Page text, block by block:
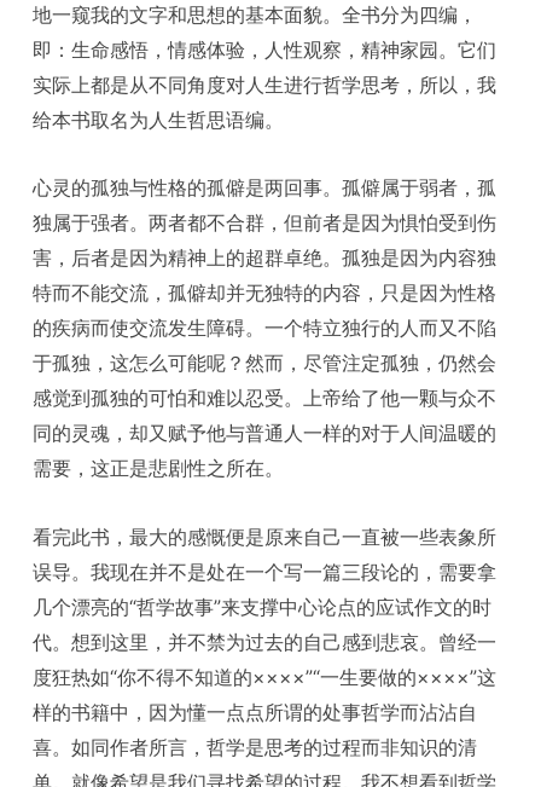
地一窥我的文字和思想的基本面貌。全书分为四编，
即：生命感悟，情感体验，人性观察，精神家园。它们
实际上都是从不同角度对人生进行哲学思考，所以，我
给本书取名为人生哲思语编。
心灵的孤独与性格的孤僻是两回事。孤僻属于弱者，孤
独属于强者。两者都不合群，但前者是因为惧怕受到伤
害，后者是因为精神上的超群卓绝。孤独是因为内容独
特而不能交流，孤僻却并无独特的内容，只是因为性格
的疾病而使交流发生障碍。一个特立独行的人而又不陷
于孤独，这怎么可能呢？然而，尽管注定孤独，仍然会
感觉到孤独的可怕和难以忍受。上帝给了他一颗与众不
同的灵魂，却又赋予他与普通人一样的对于人间温暖的
需要，这正是悲剧性之所在。
看完此书，最大的感慨便是原来自己一直被一些表象所
误导。我现在并不是处在一个写一篇三段论的，需要拿
几个漂亮的“哲学故事”来支撑中心论点的应试作文的时
代。想到这里，并不禁为过去的自己感到悲哀。曾经一
度狂热如“你不得不知道的××××”“一生要做的××××”这
样的书籍中，因为懂一点点所谓的处事哲学而沾沾自
喜。如同作者所言，哲学是思考的过程而非知识的清
单。就像希望是我们寻找希望的过程。我不想看到哲学